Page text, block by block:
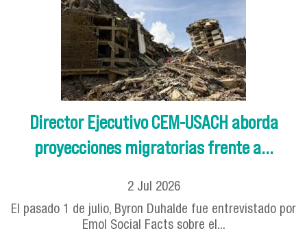
Director Ejecutivo CEM-USACH aborda
proyecciones migratorias frente a...
2 Jul 2026
El pasado 1 de julio, Byron Duhalde fue entrevistado por
Emol Social Facts sobre el...